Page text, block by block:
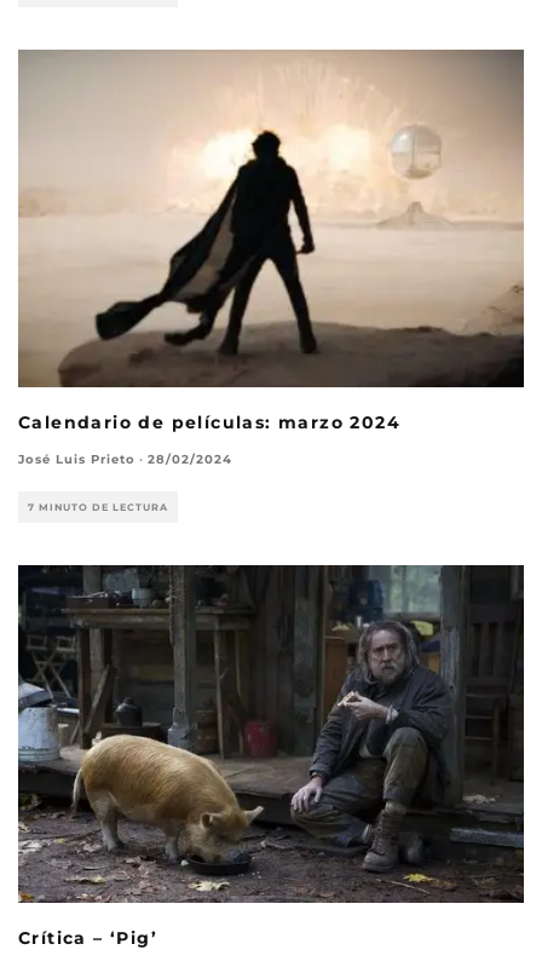
Calendario de películas: marzo 2024
José Luis Prieto · 28/02/2024
7 MINUTO DE LECTURA
Crítica – ‘Pig’